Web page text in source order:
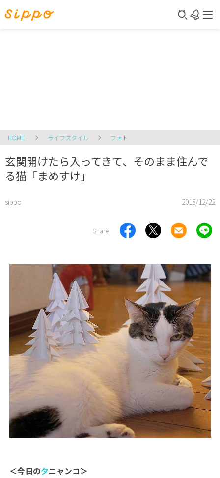
HOME ライフスタイル フォト
玄関開けたら入ってきて、そのまま住んで
る猫「まめすけ」
sippo 2018/12/22
Share
＜今日の夕ニャンコ＞